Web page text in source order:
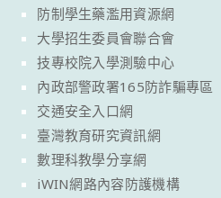
防制學生藥濫用資源網
大學招生委員會聯合會
技專校院入學測驗中心
內政部警政署165防詐騙專區
交通安全入口網
臺灣教育研究資訊網
數理科教學分享網
iWIN網路內容防護機構